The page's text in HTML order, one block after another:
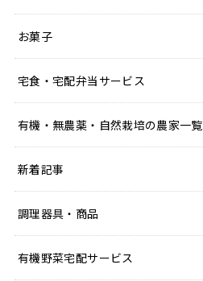
お菓子
宅食・宅配弁当サービス
有機・無農薬・自然栽培の農家一覧
新着記事
調理器具・商品
有機野菜宅配サービス